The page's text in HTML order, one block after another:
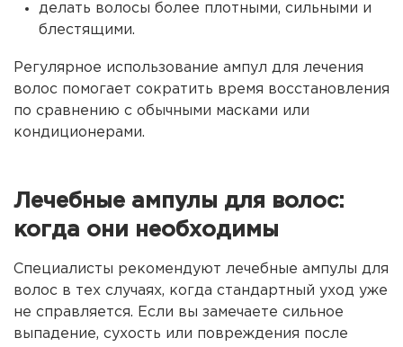
делать волосы более плотными, сильными и
блестящими.
Регулярное использование ампул для лечения
волос помогает сократить время восстановления
по сравнению с обычными масками или
кондиционерами.
Лечебные ампулы для волос:
когда они необходимы
Специалисты рекомендуют лечебные ампулы для
волос в тех случаях, когда стандартный уход уже
не справляется. Если вы замечаете сильное
выпадение, сухость или повреждения после